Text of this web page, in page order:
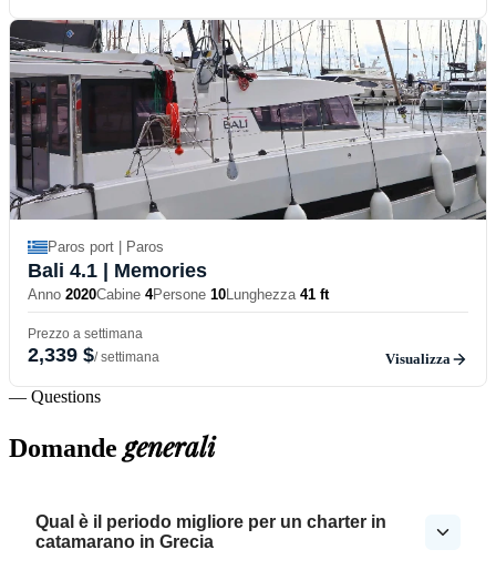
Paros port | Paros
Bali 4.1 | Memories
Anno 2020Cabine 4Persone 10Lunghezza 41 ft
Prezzo a settimana
2,339 $/ settimana Visualizza
— Questions
Domandegenerali
Qual è il periodo migliore per un charter in
catamarano in Grecia